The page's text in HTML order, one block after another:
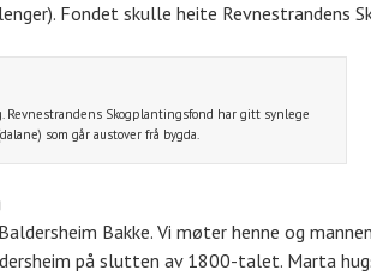
Fondet skulle heite Revnestrandens
Revnestrandens Skogplantingsfond har gitt synlege
som går austover frå bygda.
Bakke. Vi møter henne og
på slutten av 1800-talet. Marta